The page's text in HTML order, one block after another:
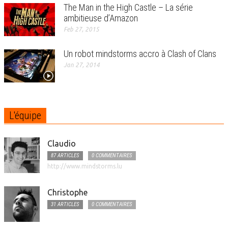
The Man in the High Castle – La série
ambitieuse d’Amazon
Feb 27, 2015
Un robot mindstorms accro à Clash of Clans
Jan 27, 2014
L'équipe
Claudio
87 ARTICLES
0 COMMENTAIRES
http://www.mindstorms.lu
Christophe
31 ARTICLES 0 COMMENTAIRES